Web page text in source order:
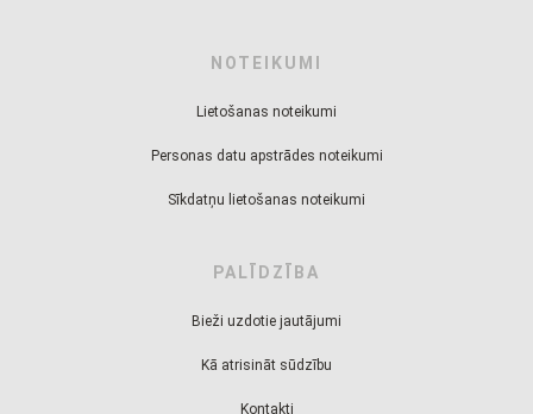
NOTEIKUMI
Lietošanas noteikumi
Personas datu apstrādes noteikumi
Sīkdatņu lietošanas noteikumi
PALĪDZĪBA
Bieži uzdotie jautājumi
Kā atrisināt sūdzību
Kontakti